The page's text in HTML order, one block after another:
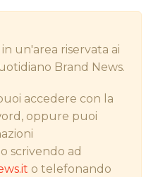
un'area riservata ai
Brand News.
accedere con la
oppure puoi
scrivendo ad
o telefonando